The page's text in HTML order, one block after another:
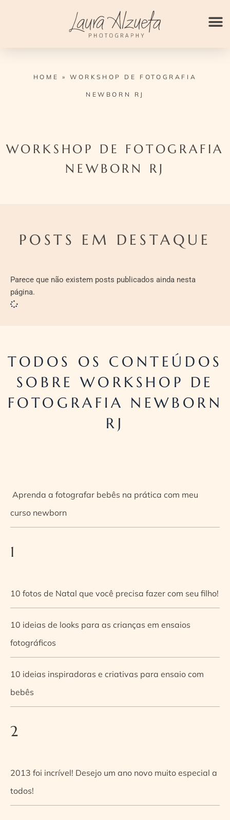
HOME » WORKSHOP DE FOTOGRAFIA
NEWBORN RJ
WORKSHOP DE FOTOGRAFIA
NEWBORN RJ
POSTS EM DESTAQUE
Parece que não existem posts publicados ainda nesta
página.
TODOS OS CONTEÚDOS
SOBRE WORKSHOP DE
FOTOGRAFIA NEWBORN
RJ
Aprenda a fotografar bebês na prática com meu
curso newborn
1
10 fotos de Natal que você precisa fazer com seu filho!
10 ideias de looks para as crianças em ensaios
fotográficos
10 ideias inspiradoras e criativas para ensaio com
bebês
2
2013 foi incrível! Desejo um ano novo muito especial a
todos!